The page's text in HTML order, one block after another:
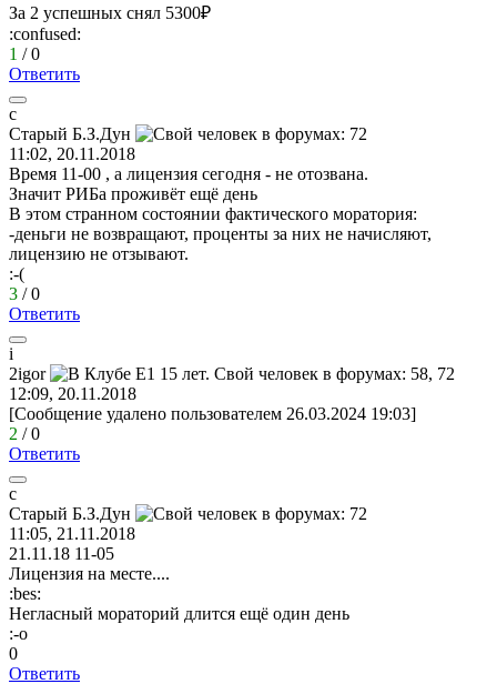
За 2 успешных снял 5300₽
:confused:
1 /0
Ответить
с
Старый Б.З.Дун
11:02, 20.11.2018
Время 11-00 , а лицензия сегодня - не отозвана.
Значит РИБа проживёт ещё день
В этом странном состоянии фактического моратория:
-деньги не возвращают, проценты за них не начисляют,
лицензию не отзывают.
:-(
3 /0
Ответить
i
2igor
12:09, 20.11.2018
[Сообщение удалено пользователем 26.03.2024 19:03]
2 /0
Ответить
с
Старый Б.З.Дун
11:05, 21.11.2018
21.11.18 11-05
Лицензия на месте....
:bes:
Негласный мораторий длится ещё один день
:-o
0
Ответить